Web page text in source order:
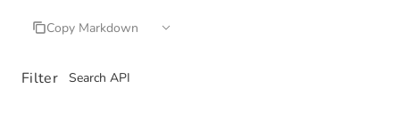
Copy Markdown
Filter